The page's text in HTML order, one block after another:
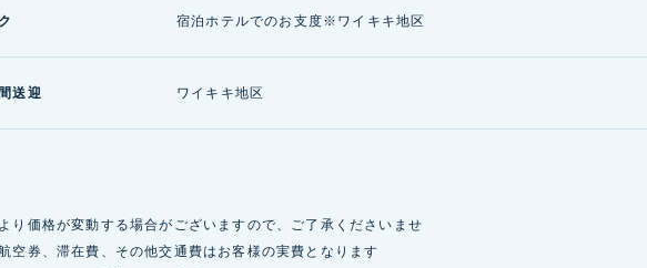
宿泊ホテルでのお支度※ワイキキ地区
送迎 ワイキキ地区
り価格が変動する場合がございますので、ご了承くださいませ
空券、滞在費、その他交通費はお客様の実費となります